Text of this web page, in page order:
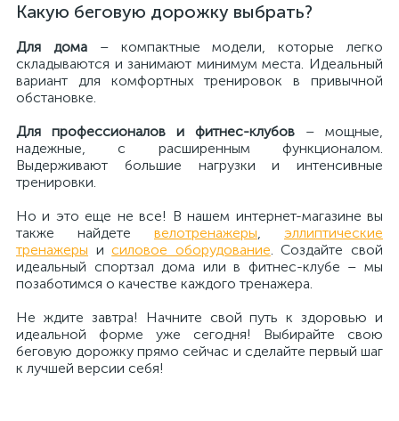
Какую беговую дорожку выбрать?
Для дома– компактные модели, которые легко
складываются и занимают минимум места. Идеальный
вариант для комфортных тренировок в привычной
обстановке.
Для профессионалов и фитнес-клубов – мощные,
надежные, с расширенным функционалом.
Выдерживают большие нагрузки и интенсивные
тренировки.
Но и это еще не все! В нашем интернет-магазине вы
также найдете велотренажеры, эллиптические
тренажеры исиловое оборудование. Создайте свой
идеальный спортзал дома или в фитнес-клубе – мы
позаботимся о качестве каждого тренажера.
Не ждите завтра! Начните свой путь к здоровью и
идеальной форме уже сегодня! Выбирайте свою
беговую дорожку прямо сейчас и сделайте первый шаг
к лучшей версии себя!